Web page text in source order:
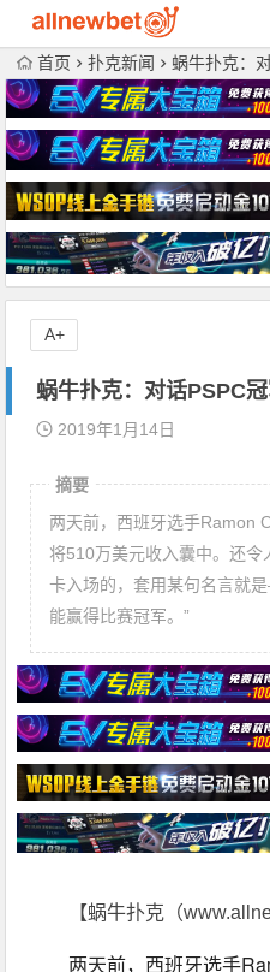
首页 扑克新闻 蜗牛扑克：
蜗牛扑克：对话PSPC
2019年1月14日
摘要
两天前，西班牙选手Ramon
将510万美元收入囊中。还令
卡入场的，套用某句名言就
能赢得比赛冠军。”
【蜗牛扑克（
两天前，西班牙选手
A+